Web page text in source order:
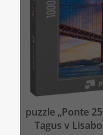
puzzle „Ponte
Tagus v